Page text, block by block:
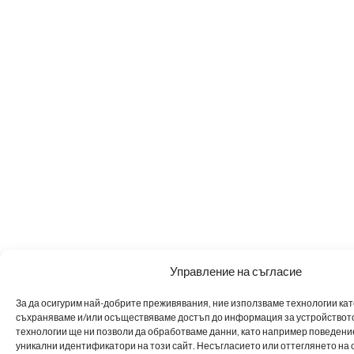
Управление на съгласие
За да осигурим най-добрите преживявания, ние използваме технологии
съхраняваме и/или осъществяваме достъп до информация за
технологии ще ни позволи да обработваме данни, като например
уникални идентификатори на този сайт. Несъгласието или оттеглянето на